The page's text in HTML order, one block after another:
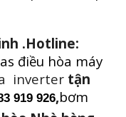
.Hotline:
điều hòa máy
inverter tận
919 926,bơm